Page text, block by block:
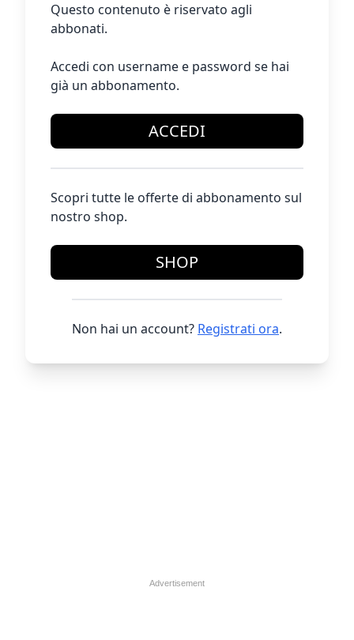
Questo contenuto è riservato agli
abbonati.
Accedi con username e password se hai
già un abbonamento.
ACCEDI
Scopri tutte le offerte di abbonamento sul
nostro shop.
SHOP
Non hai un account? Registrati ora.